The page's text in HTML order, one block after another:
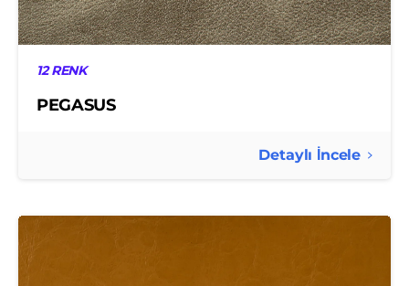
12 RENK
PEGASUS
Detaylı İncele